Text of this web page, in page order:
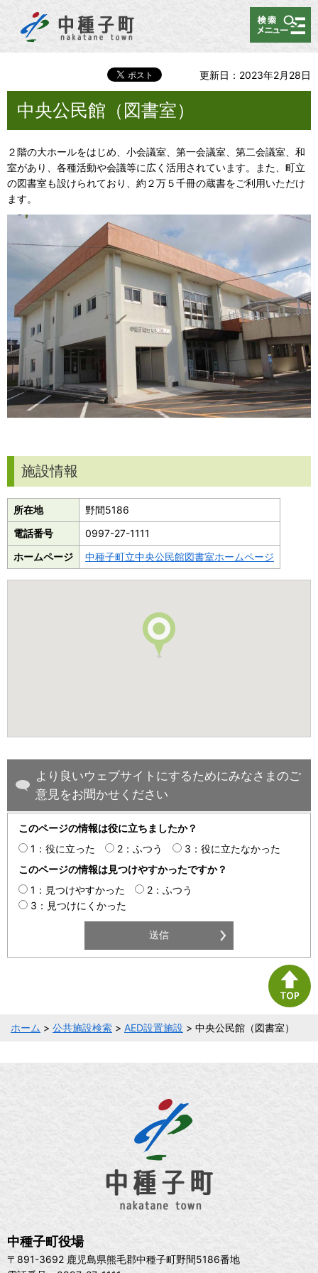
メニュー
更新日：2023年2月28日
中央公民館（図書室）
２階の大ホールをはじめ、小会議室、第一会議室、第二会議室、和
室があり、各種活動や会議等に広く活用されています。また、町立
の図書室も設けられており、約２万５千冊の蔵書をご利用いただけ
ます。
施設情報
所在地
野間5186
電話番号
0997-27-1111
ホームページ
中種子町立中央公民館図書室ホームページ
より良いウェブサイトにするためにみなさまのご
意見をお聞かせください
このページの情報は役に立ちましたか？
1：役に立った
2：ふつう
3：役に立たなかった
このページの情報は見つけやすかったですか？
1：見つけやすかった
2：ふつう
3：見つけにくかった
ホーム > 公共施設検索 > AED設置施設 > 中央公民館（図書室）
中種子町役場
〒891-3692 鹿児島県熊毛郡中種子町野間5186番地